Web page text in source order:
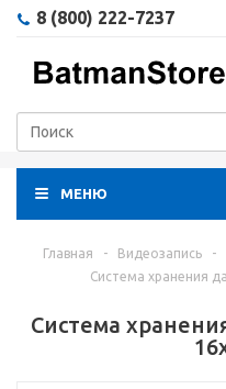
8 (800) 222-7237
МЕНЮ
Главная - Видеозапись -
Система хранения
Система